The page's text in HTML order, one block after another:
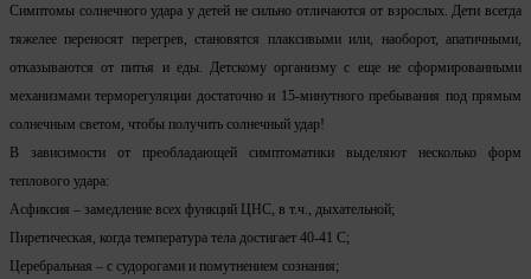
Симптомы солнечного удара у детей не сильно отличаются от взрослых. Дети всегда
тяжелее переносят перегрев, становятся плаксивыми или, наоборот, апатичными,
отказываются от питья и еды. Детскому организму с еще не сформированными
механизмами терморегуляции достаточно и 15-минутного пребывания под прямым
солнечным светом, чтобы получить солнечный удар!
В зависимости от преобладающей симптоматики выделяют несколько форм
теплового удара:
Асфиксия – замедление всех функций ЦНС, в т.ч., дыхательной;
Пиретическая, когда температура тела достигает 40-41 С;
Церебральная – с судорогами и помутнением сознания;